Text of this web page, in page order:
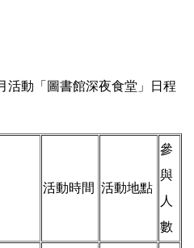
活動「圖書館深夜食堂」日程
活動時間 活動地點
參
與
人
數